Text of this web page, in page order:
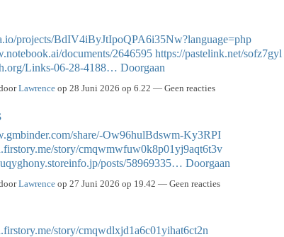
projects/BdIV4iByJtIpoQPA6i35Nw?language=php
documents/2646595 https://pastelink.net/sofz7gyl
Links-06-28-4188… Doorgaan
Lawrence op 28 Juni 2026 op 6.22 — Geen reacties
share/-Ow96hulBdswm-Ky3RPI
story/cmqwmwfuw0k8p01yj9aqt6t3v
posts/58969335… Doorgaan
Lawrence op 27 Juni 2026 op 19.42 — Geen reacties
story/cmqwdlxjd1a6c01yihat6ct2n